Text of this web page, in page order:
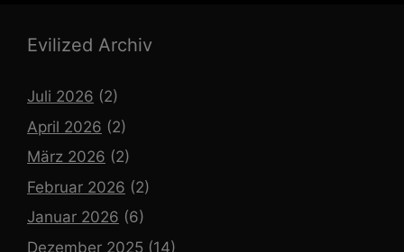
Evilized Archiv
Juli 2026 (2)
April 2026 (2)
März 2026 (2)
Februar 2026 (2)
Januar 2026 (6)
Dezember 2025 (14)